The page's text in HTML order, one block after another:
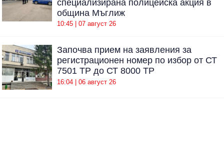
специализирана полицейска акция в
община Мъглиж
10:45 | 07 август 26
Започва прием на заявления за
регистрационен номер по избор от СТ
7501 ТР до СТ 8000 ТР
16:04 | 06 август 26